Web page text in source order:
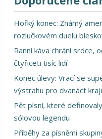
Hořký konec: Známý
rozlučkovém duelu
Ranní káva chrání srdce,
čtyřiceti tisíc lidí
Konec úlevy: Vrací se
výstrahu pro dvanáct
Pět písní, které
sólovou legendu
Příběhy za písněmi